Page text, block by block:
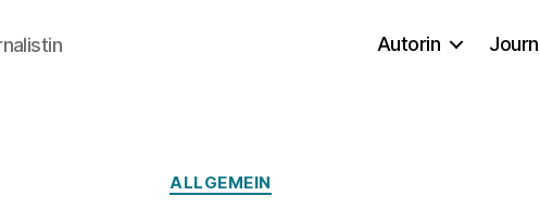
Autorin
Kategorien
ALLGEMEIN